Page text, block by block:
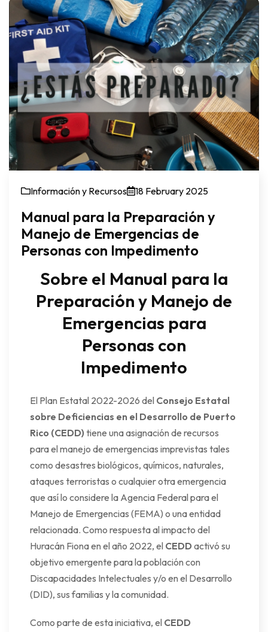
Manual para la Preparación y
Manejo de Emergencias de
Personas con Impedimento
Información y Recursos 18 February 2025
Sobre el Manual para la
Preparación y Manejo de
Emergencias para
Personas con
Impedimento
El Plan Estatal 2022-2026 del Consejo Estatal
sobre Deficiencias en el Desarrollo de Puerto
Rico (CEDD) tiene una asignación de recursos
para el manejo de emergencias imprevistas tales
como desastres biológicos, químicos, naturales,
ataques terroristas o cualquier otra emergencia
que así lo considere la Agencia Federal para el
Manejo de Emergencias (FEMA) o una entidad
relacionada. Como respuesta al impacto del
Huracán Fiona en el año 2022, el CEDD activó su
objetivo emergente para la población con
Discapacidades Intelectuales y/o en el Desarrollo
(DID), sus familias y la comunidad.
Como parte de esta iniciativa, el CEDD